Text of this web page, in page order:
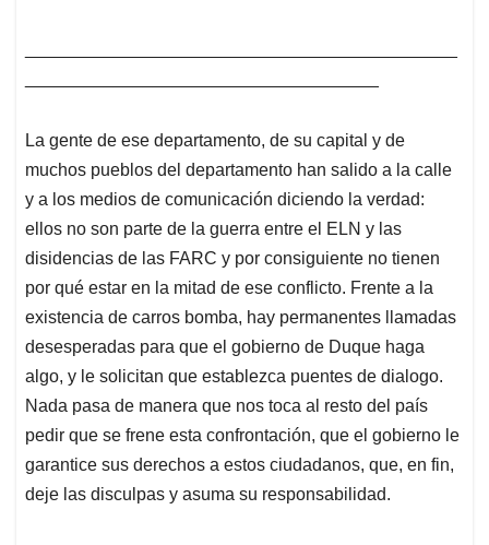
La gente de ese departamento, de su capital y de
muchos pueblos del departamento han salido a la calle
y a los medios de comunicación diciendo la verdad:
ellos no son parte de la guerra entre el ELN y las
disidencias de las FARC y por consiguiente no tienen
por qué estar en la mitad de ese conflicto. Frente a la
existencia de carros bomba, hay permanentes llamadas
desesperadas para que el gobierno de Duque haga
algo, y le solicitan que establezca puentes de dialogo.
Nada pasa de manera que nos toca al resto del país
pedir que se frene esta confrontación, que el gobierno le
garantice sus derechos a estos ciudadanos, que, en fin,
deje las disculpas y asuma su responsabilidad.